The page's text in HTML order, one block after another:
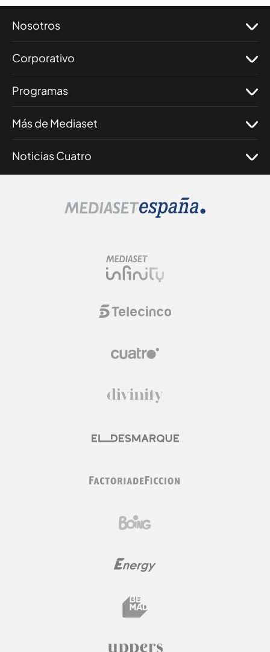
Nosotros
Corporativo
Programas
Más de Mediaset
Noticias Cuatro